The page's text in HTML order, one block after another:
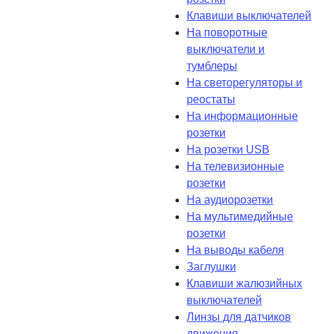
Клавиши выключателей
На поворотные
выключатели и
тумблеры
На светорегуляторы и
реостаты
На информационные
розетки
На розетки USB
На телевизионные
розетки
На аудиорозетки
На мультимедийные
розетки
На выводы кабеля
Заглушки
Клавиши жалюзийных
выключателей
Линзы для датчиков